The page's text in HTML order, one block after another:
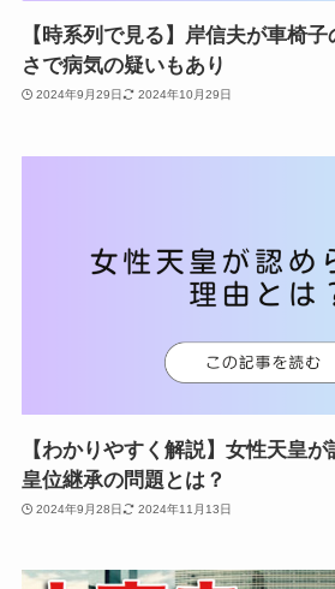
【時系列で見る】岸信夫が車椅
さで病気の疑いもあり
2024年9月29日 2024年10月29日
【わかりやすく解説】女性天皇
皇位継承の問題とは？
2024年9月28日 2024年11月13日